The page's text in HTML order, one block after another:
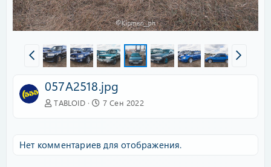
057A2518.jpg
TABLOID 7 Сен 2022
Нет комментариев для отображения.